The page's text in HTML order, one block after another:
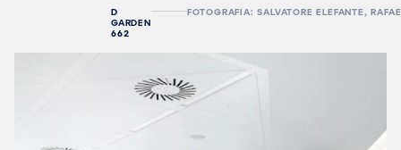
D
GARDEN
662
FOTOGRAFIA: SALVATORE ELEFANTE,